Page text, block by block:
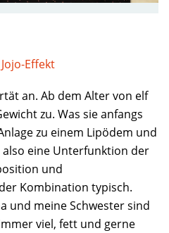
Effekt
an. Ab dem Alter von elf
zu. Was sie anfangs
zu einem Lipödem und
eine Unterfunktion der
und
Kombination typisch.
und meine Schwester sind
viel, fett und gerne